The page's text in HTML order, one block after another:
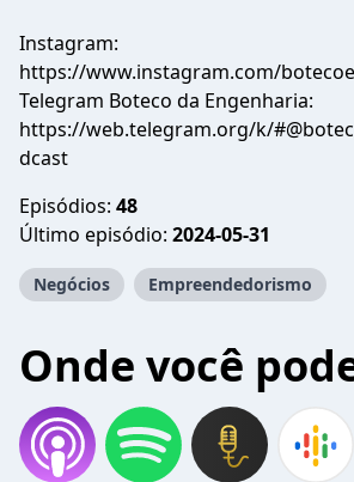
Instagram:
https://www.instagram.com/
Telegram Boteco da Engenharia:
⁠⁠https://web.telegram.org/k/
dcast⁠
Episódios: 48
Último episódio: 2024-05-31
Negócios Empreendedorismo
Onde você